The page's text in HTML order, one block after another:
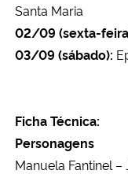
Santa Maria
02/09 (sexta-
03/09 (sábado):
Ficha Técnica:
Personagens
Manuela Fantinel –